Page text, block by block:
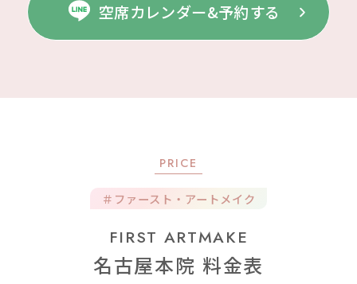
空席カレンダー&予約する
PRICE
＃ファースト・アートメイク
FIRST ARTMAKE
名古屋本院 料金表